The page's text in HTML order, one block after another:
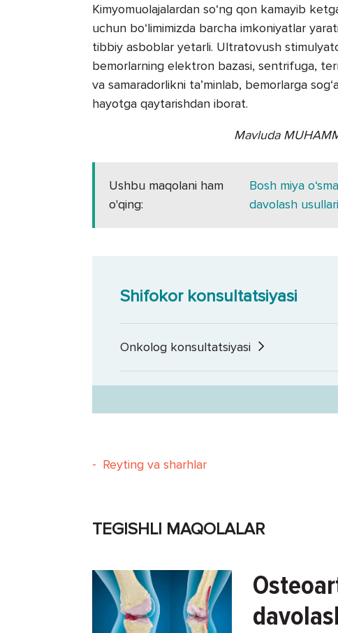
Kimyomuolajalardan so‘ng qon kamayib
uchun bo‘limimizda barcha imkoniyatlar
tibbiy asboblar yetarli. Ultratovush
bemorlarning elektron bazasi, sentrifuga,
va samaradorlikni ta’minlab, bemorlarga
hayotga qaytarishdan iborat.
Mavluda
Ushbu maqolani ham
o'qing:
Bosh miya
davolash usullari
Shifokor konsultatsiyasi
Onkolog konsultatsiyasi
- Reyting va sharhlar
TEGISHLI MAQOLALAR